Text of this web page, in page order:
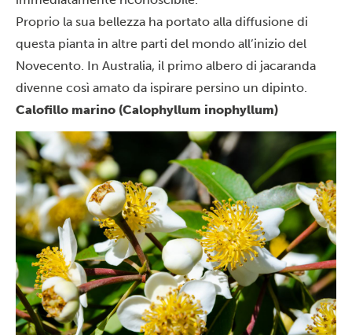
Proprio la sua bellezza ha portato alla diffusione di
questa pianta in altre parti del mondo all’inizio del
Novecento. In Australia, il primo albero di jacaranda
divenne così amato da ispirare persino un dipinto.
Calofillo marino (Calophyllum inophyllum)